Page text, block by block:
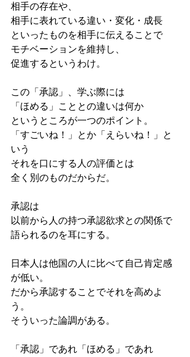
相手の存在や、
相手に表れている違い・変化・成長
といったものを相手に伝えることで
モチベーションを維持し、
促進するというわけ。
この「承認」、学ぶ際には
「ほめる」こととの違いは何か
というところが一つのポイント。
「すごいね！」とか「えらいね！」と
いう
それを口にする人の評価とは
全く別のものだからだ。
承認は
以前から人の持つ承認欲求との関係で
語られるのを耳にする。
日本人は他国の人に比べて自己肯定感
が低い。
だから承認することでそれを高めよ
う。
そういった論調がある。
「承認」であれ「ほめる」であれ